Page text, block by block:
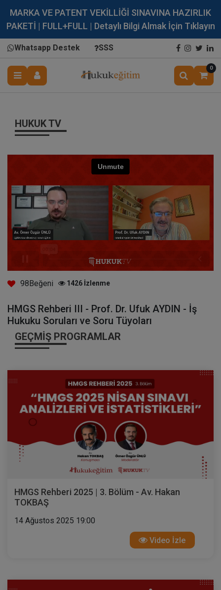
MARKA VE PATENT VEKİLLİĞİ SINAVINA HAZIRLIK
PAKETİ | FULL+FULL | Detaylı Bilgi Almak İçin Tıklayın
Whatsapp Destek SSS
0
HUKUK TV
98Beğeni 1426 İzlenme
HMGS Rehberi III - Prof. Dr. Ufuk AYDIN - İş
Hukuku Soruları ve Soru Tüyoları
GEÇMIŞ PROGRAMLAR
HMGS Rehberi 2025 | 3. Bölüm - Av. Hakan
TOKBAŞ
14 Ağustos 2025 19:00
Video İzle